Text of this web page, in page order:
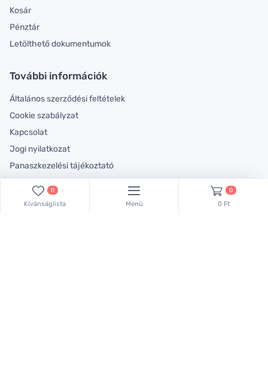
Kosár
Pénztár
Letölthető dokumentumok
További információk
Általános szerződési feltételek
Cookie szabályzat
Kapcsolat
Jogi nyilatkozat
Panaszkezelési tájékoztató
Lépjen velünk kapcsolatba!
0
Kívánságlista Menü
0
0 Ft